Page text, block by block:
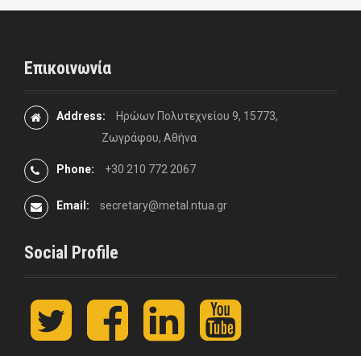
Επικοινωνία
Address:
Ηρώων Πολυτεχνείου 9, 15773,
Ζωγράφου, Αθήνα
Phone: +30 210 772 2067
Email: secretary@metal.ntua.gr
Social Profile
t
i
F
c
L
n
y
u